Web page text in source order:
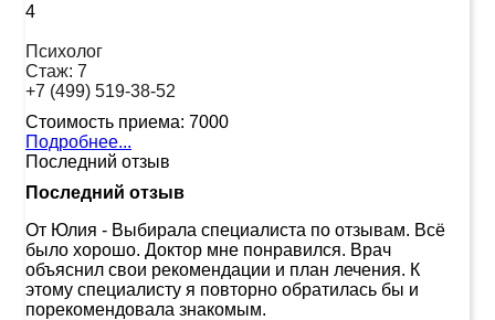
4
Психолог
Стаж: 7
+7 (499) 519-38-52
Стоимость приема: 7000
Подробнее...
Последний отзыв
Последний отзыв
От Юлия - Выбирала специалиста по отзывам. Всё
было хорошо. Доктор мне понравился. Врач
объяснил свои рекомендации и план лечения. К
этому специалисту я повторно обратилась бы и
порекомендовала знакомым.